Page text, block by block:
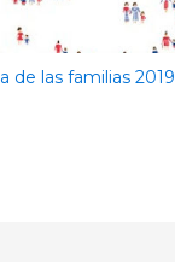
de las familias 2019